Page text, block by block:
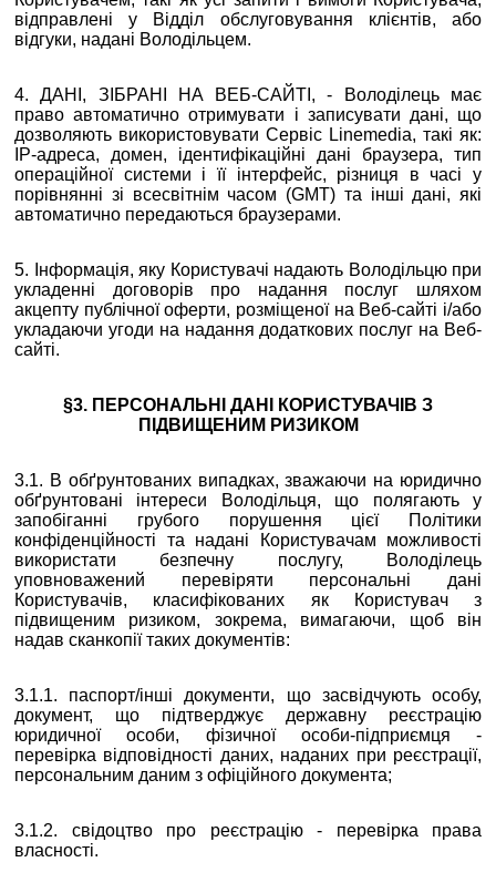
відправлені у Відділ обслуговування клієнтів, або
відгуки, надані Володільцем.
4. ДАНІ, ЗІБРАНІ НА ВЕБ-САЙТІ, - Володілець має
право автоматично отримувати і записувати дані, що
дозволяють використовувати Сервіс Linemedia, такі як:
IP-адреса, домен, ідентифікаційні дані браузера, тип
операційної системи і її інтерфейс, різниця в часі у
порівнянні зі всесвітнім часом (GMT) та інші дані, які
автоматично передаються браузерами.
5. Інформація, яку Користувачі надають Володільцю при
укладенні договорів про надання послуг шляхом
акцепту публічної оферти, розміщеної на Веб-сайті і/або
укладаючи угоди на надання додаткових послуг на Веб-
сайті.
§3. ПЕРСОНАЛЬНІ ДАНІ КОРИСТУВАЧІВ З
ПІДВИЩЕНИМ РИЗИКОМ
3.1. В обґрунтованих випадках, зважаючи на юридично
обґрунтовані інтереси Володільця, що полягають у
запобіганні грубого порушення цієї Політики
конфіденційності та надані Користувачам можливості
використати безпечну послугу, Володілець
уповноважений перевіряти персональні дані
Користувачів, класифікованих як Користувач з
підвищеним ризиком, зокрема, вимагаючи, щоб він
надав сканкопії таких документів:
3.1.1. паспорт/інші документи, що засвідчують особу,
документ, що підтверджує державну реєстрацію
юридичної особи, фізичної особи-підприємця -
перевірка відповідності даних, наданих при реєстрації,
персональним даним з офіційного документа;
3.1.2. свідоцтво про реєстрацію - перевірка права
власності.